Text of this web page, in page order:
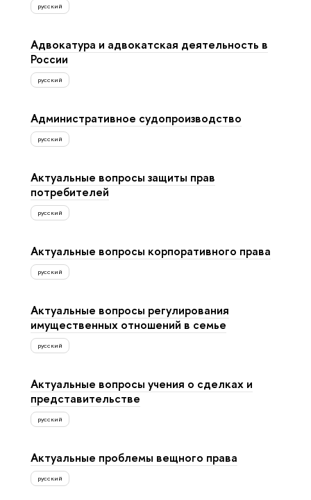
русский
Адвокатура и адвокатская деятельность в
России
русский
Административное судопроизводство
русский
Актуальные вопросы защиты прав
потребителей
русский
Актуальные вопросы корпоративного права
русский
Актуальные вопросы регулирования
имущественных отношений в семье
русский
Актуальные вопросы учения о сделках и
представительстве
русский
Актуальные проблемы вещного права
русский